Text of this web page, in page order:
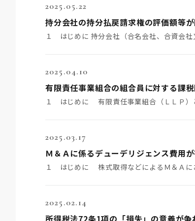
2025.05.22
2025.04.10
2025.03.17
2025.02.14
所得税法72条1項の「損失」の意義が